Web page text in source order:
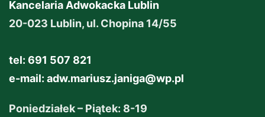
Kancelaria Adwokacka Lublin
20-023 Lublin, ul. Chopina 14/55
tel: 691 507 821
e-mail: adw.mariusz.janiga@wp.pl
Poniedziałek – Piątek: 8-19